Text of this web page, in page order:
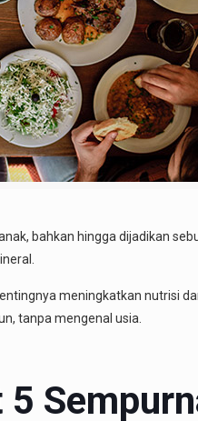
bahkan hingga dijadikan
meningkatkan nutrisi
tanpa mengenal usia.